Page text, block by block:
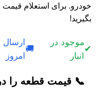
خودرو. برای استعلام
بگیرید!
✔
موجود در
انبار
🚚
امروز
📞 قیمت قطعه را